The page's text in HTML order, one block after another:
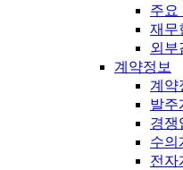
주요
재무
외부
계약정보
계약
발주
경쟁
수의
전자